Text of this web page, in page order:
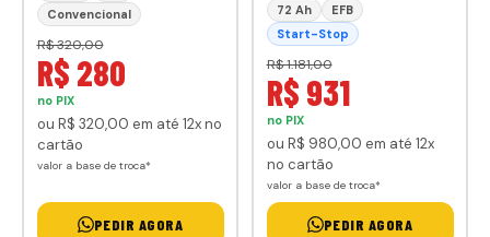
Convencional
R$ 320,00
R$ 280
no PIX
ou R$ 320,00 em até 12x no
cartão
valor a base de troca*
PEDIR AGORA
72 Ah
EFB
Start-Stop
R$ 1.181,00
R$ 931
no PIX
ou R$ 980,00 em até 12x
no cartão
valor a base de troca*
PEDIR AGORA